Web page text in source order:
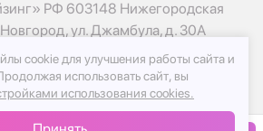
РФ 603148 Нижегородская
ул. Джамбула, д. 30А
Цветов 24.ру
cookie для улучшения работы сайта и
использовать сайт, вы
использования cookies.